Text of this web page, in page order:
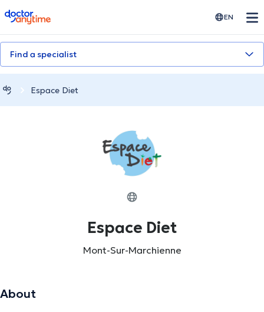
doctoranytime EN
Find a specialist
Espace Diet
Espace Diet
Mont-Sur-Marchienne
About